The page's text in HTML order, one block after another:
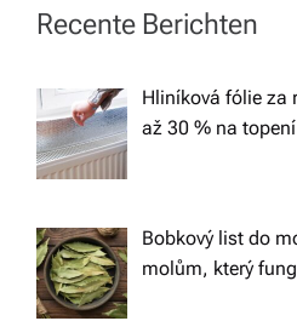
a
v
i
g
a
Recente Berichten
Hliníková fólie za
až 30 % na topení
Bobkový list do
molům, který